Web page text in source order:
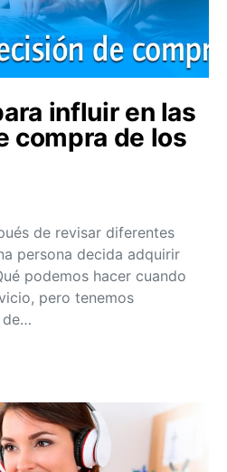
influir en las
compra de los
de revisar diferentes
persona decida adquirir
podemos hacer cuando
pero tenemos
de…